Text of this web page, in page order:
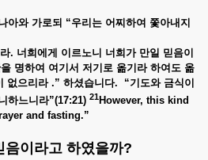
아와 가로되 “우리는 어찌하여 쫓아내지
. 너희에게 이르노니 너희가 만일 믿음이
명하여 여기서 저기로 옮기라 하여도 옮
없으리라 .” 하셨습니다. “기도와 금식이
하느니라”(17:21) 21However, this kind
and fasting.”
음이라고 하였을까?